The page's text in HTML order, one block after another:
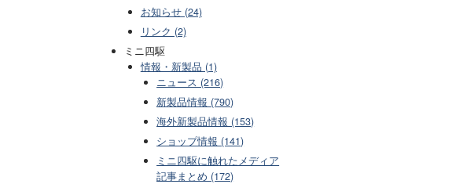
お知らせ (24)
リンク (2)
ミニ四駆
情報・新製品 (1)
ニュース (216)
新製品情報 (790)
海外新製品情報 (153)
ショップ情報 (141)
ミニ四駆に触れたメディア
記事まとめ (172)